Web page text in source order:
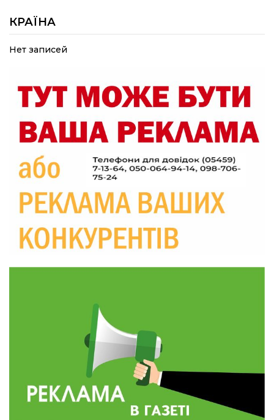
05 сер
можуть врятувати життя під час обстрілу
09:26
Що робити, якщо в нотаріальному документі
18:39
04 сер
«КОЛО НЕЗЛАМНИХ»: як діти та ветерани
разом створюють унікальний телепроєкт
09:52
Родина Степаненків: від квітучого
30 лип
Пишіть листи самому собі, або як уникнути
маніпуляційбез конфліктів
19:29
30 лип
«Все закінчиться, приїду й одружуся…»: Пам’яті
26-річного Захисника Богдана Ємця (ВІДЕО)
20:06
Паливо по 100 грн та ризик дефіциту: чому в
Житлові сертифікати, підготовка до зими та
підтримка ВПО: підсумки засідання виконкому
Краснопільської селищної ради
Валентина Масалітіна: «Нас тримає віра в
Перемогу і повернення додому»
Знову біль… Знову втрата… На щиті
повертається захисник України Богдан Ємець
КРАЇНА
Нет записей